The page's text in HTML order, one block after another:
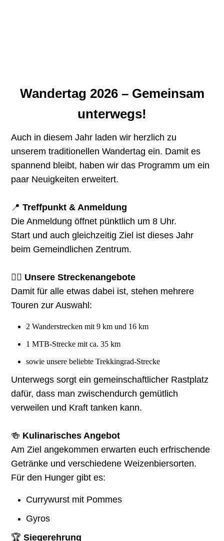
Wandertag 2026 – Gemeinsam
unterwegs!
Auch in diesem Jahr laden wir herzlich zu
unserem traditionellen Wandertag ein. Damit es
spannend bleibt, haben wir das Programm um ein
paar Neuigkeiten erweitert.
📍Treffpunkt & Anmeldung
Die Anmeldung öffnet pünktlich um 8 Uhr.
Start und auch gleichzeitig Ziel ist dieses Jahr
beim Gemeindlichen Zentrum.
🚶‍♀️ Unsere Streckenangebote
Damit für alle etwas dabei ist, stehen mehrere
Touren zur Auswahl:
2 Wanderstrecken mit 9 km und 16 km
1 MTB-Strecke mit ca. 35 km
sowie unsere beliebte Trekkingrad-Strecke
Unterwegs sorgt ein gemeinschaftlicher Rastplatz
dafür, dass man zwischendurch gemütlich
verweilen und Kraft tanken kann.
🍻 Kulinarisches Angebot
Am Ziel angekommen erwarten euch erfrischende
Getränke und verschiedene Weizenbiersorten.
Für den Hunger gibt es:
Currywurst mit Pommes
Gyros
🏆Siegerehrung